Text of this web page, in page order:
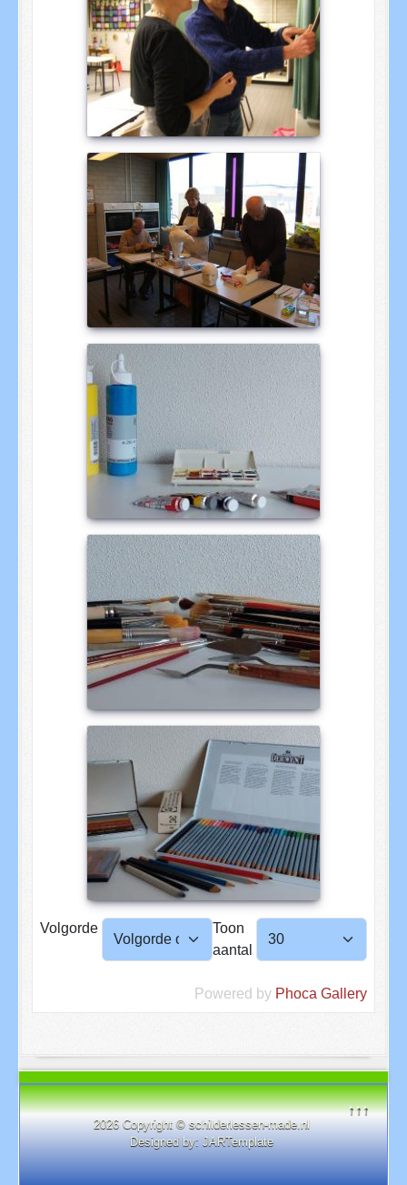
↑↑↑
2026 Copyright © schilderlessen-made.nl
Designed by:JARTemplate
Volgorde
Toon
aantal
Powered by Phoca Gallery